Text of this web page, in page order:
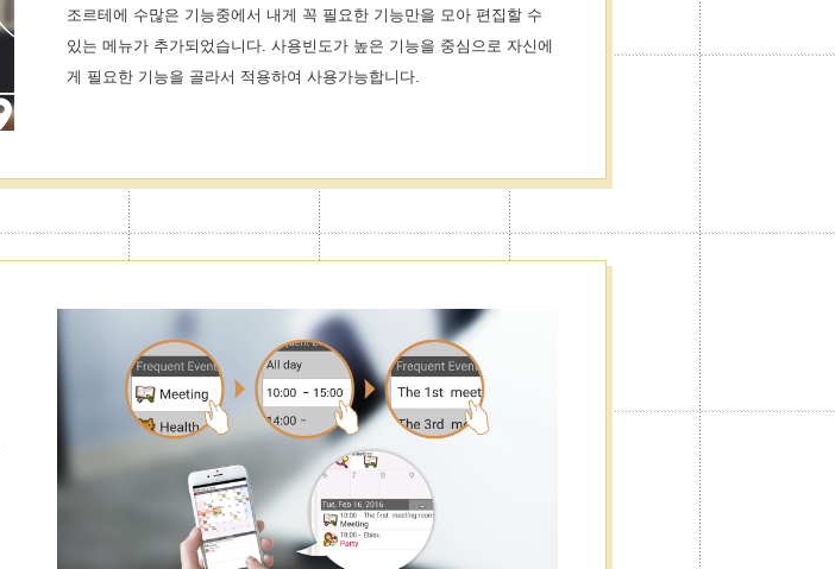
조르테에 수많은 기능중에서 내게 꼭 필요한 기능만을 모아 편집할 수
있는 메뉴가 추가되었습니다. 사용빈도가 높은 기능을 중심으로 자신에
게 필요한 기능을 골라서 적용하여 사용가능합니다.
광고숨기기
사이드메뉴에 표시할 항목을 자유롭게 설정할 수 있어 광고숨기기기능
을 지원합니다.
일정을 표시하는 귀엽고 편리한 아이콘이 1000개이상!
유명캐릭터 테마스킨도 무제한제공합니다.